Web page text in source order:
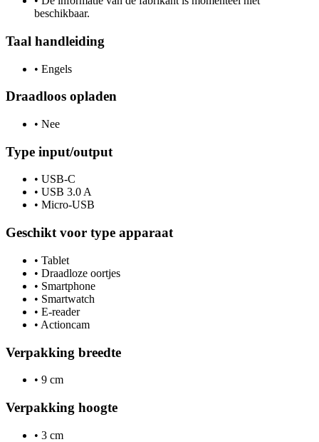
beschikbaar.
Taal handleiding
• Engels
Draadloos opladen
• Nee
Type input/output
• USB-C
• USB 3.0 A
• Micro-USB
Geschikt voor type apparaat
• Tablet
• Draadloze oortjes
• Smartphone
• Smartwatch
• E-reader
• Actioncam
Verpakking breedte
• 9 cm
Verpakking hoogte
• 3 cm